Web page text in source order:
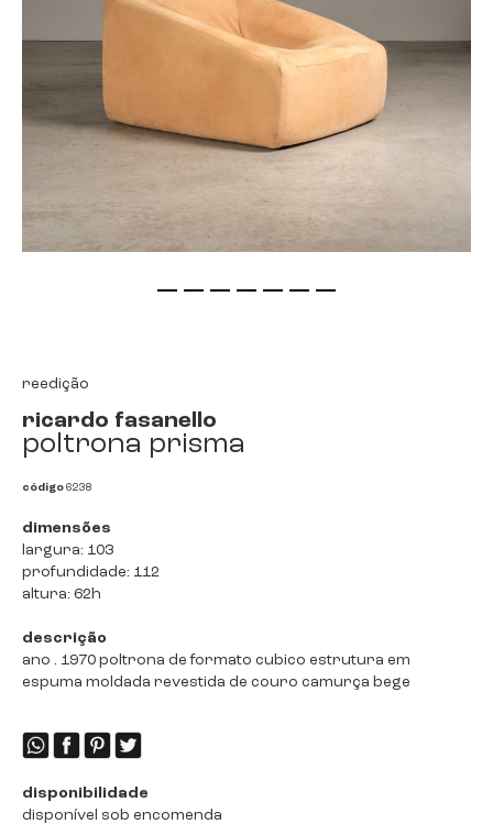
início
galeria
de
reedição
ricardo fasanello
poltrona prisma
código 6238
dimensões
largura: 103
profundidade: 112
altura: 62h
descrição
ano . 1970 poltrona de formato cubico estrutura em
espuma moldada revestida de couro camurça bege
disponibilidade
disponível sob encomenda